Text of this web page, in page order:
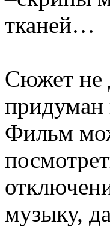
тканей…
Сюжет не
придуман
Фильм
музыку,